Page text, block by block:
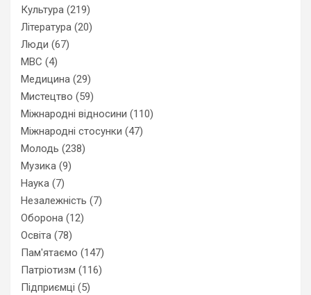
Культура (219)
Література (20)
Люди (67)
МВС (4)
Медицина (29)
Мистецтво (59)
Міжнародні відносини (110)
Міжнародні стосунки (47)
Молодь (238)
Музика (9)
Наука (7)
Незалежність (7)
Оборона (12)
Освіта (78)
Пам'ятаємо (147)
Патріотизм (116)
Підприємці (5)